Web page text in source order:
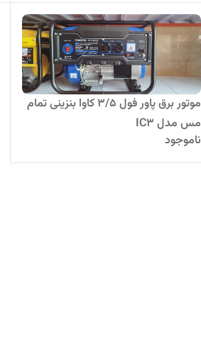
موتور برق پاور فول 3/5 کاوا بنزینی تمام
مس مدل IC3
ناموجود